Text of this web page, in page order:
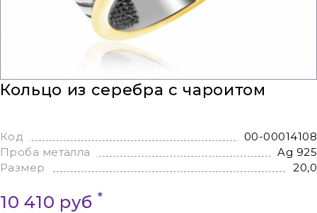
Кольцо из серебра с чароитом
Код
00-00014108
Проба металла
Ag 925
Размер
20,0
10 410 руб *